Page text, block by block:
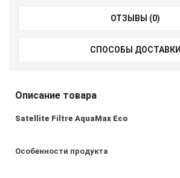
ОТЗЫВЫ (0)
СПОСОБЫ ДОСТАВКИ
Описание товара
Satellite Filtre AquaMax Eco
Особенности продукта